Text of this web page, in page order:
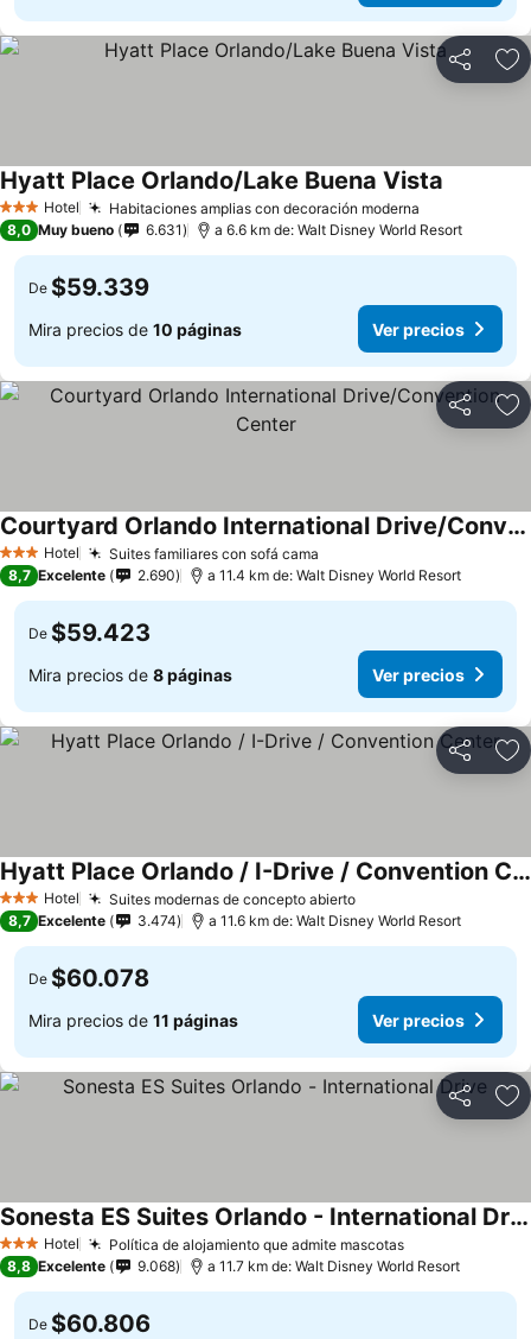
Compartir
3 Estrellas
Hotel Habitaciones amplias con decoración moderna
Hyatt Place Orlando/Lake Buena Vista
8,0 Muy bueno 6.631 a 6.6 km de: Walt Disney World Resort
De $59.339
Mira precios de 10 páginas Ver precios
Compartir
3 Estrellas
Hotel Suites familiares con sofá cama
Courtyard Orlando International Drive/Convention Center
Ver precios
8,7 Excelente 2.690 a 11.4 km de: Walt Disney World Resort
De $59.423
Mira precios de 8 páginas Ver precios
Compartir
3 Estrellas
Hotel Suites modernas de concepto abiertoVer precios
Hyatt Place Orlando / I-Drive / Convention Center
Ver precios
8,7 Excelente 3.474 a 11.6 km de: Walt Disney World Resort
De $60.078
Mira precios de 11 páginas Ver precios
Compartir
3 Estrellas
Hotel Política de alojamiento que admite mascotasVer precios
Sonesta ES Suites Orlando - International Drive
Ver precios
8,8 Excelente 9.068 a 11.7 km de: Walt Disney World Resort
De $60.806